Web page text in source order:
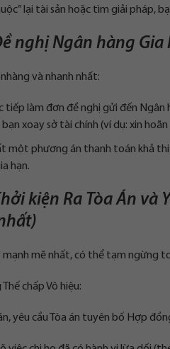
lại tài sản hoặc tìm giải pháp,
nghị Ngân hàng
và nhanh nhất:
tiếp làm đơn đề nghị gửi đến
xoay sở tài chính (ví dụ: xin
một phương án thanh toán khả
hạn.
kiện Ra Tòa Án và
mạnh mẽ nhất, có thể tạm ngừng
chấp Vô hiệu:
yêu cầu Tòa án tuyên bố Hợp